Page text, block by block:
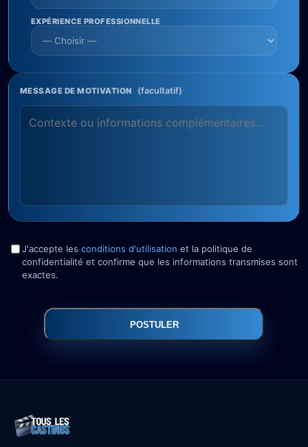
EXPÉRIENCE PROFESSIONNELLE
MESSAGE DE MOTIVATION (facultatif)
J'accepte les conditions d'utilisation et la politique de
confidentialité et confirme que les informations transmises sont
exactes.
POSTULER